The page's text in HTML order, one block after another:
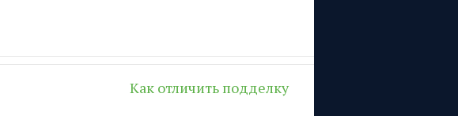
Как отличить подделку